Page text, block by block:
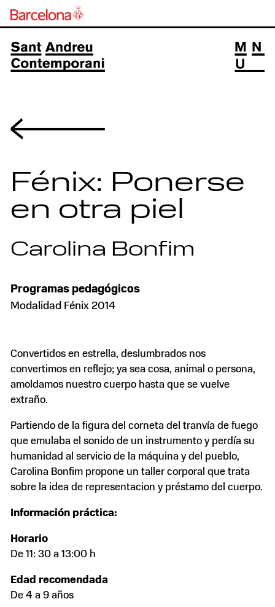
Fénix: Ponerse
en otra piel
Carolina Bonfim
Programas pedagógicos
Modalidad Fénix 2014
Convertidos en estrella, deslumbrados nos
convertimos en reflejo; ya sea cosa, animal o persona,
amoldamos nuestro cuerpo hasta que se vuelve
extraño.
Partiendo de la figura del corneta del tranvía de fuego
que emulaba el sonido de un instrumento y perdía su
humanidad al servicio de la máquina y del pueblo,
Carolina Bonfim propone un taller corporal que trata
sobre la idea de representacion y préstamo del cuerpo.
Información práctica:
Horario
De 11: 30 a 13:00 h
Edad recomendada
De 4 a 9 años